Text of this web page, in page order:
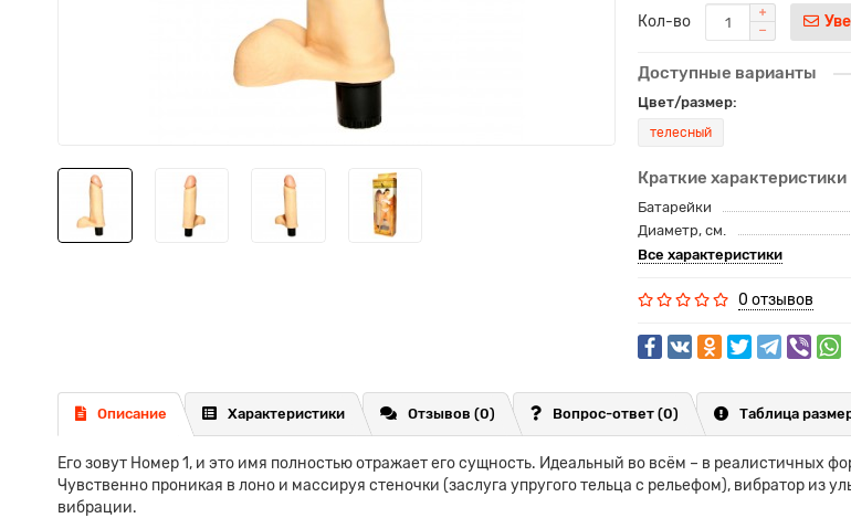
Кол-во
Доступные варианты
Цвет/размер:
телесный
Краткие характеристики
Батарейки
Диаметр, см.
Все характеристики
0 отзывов
Описание Характеристики Отзывов (0) Вопрос-ответ (0) Таблица
Его зовут Номер 1, и это имя полностью отражает его сущность. Идеальный во всём – в
Чувственно проникая в лоно и массируя стеночки (заслуга упругого тельца с рельефом), вибратор из
вибрации.